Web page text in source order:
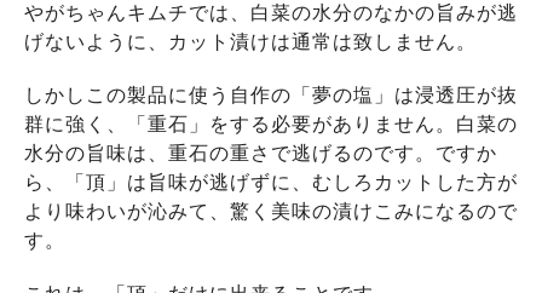
やがちゃんキムチでは、白菜の水分のなかの旨みが逃
げないように、カット漬けは通常は致しません。
しかしこの製品に使う自作の「夢の塩」は浸透圧が抜
群に強く、「重石」をする必要がありません。白菜の
水分の旨味は、重石の重さで逃げるのです。ですか
ら、「頂」は旨味が逃げずに、むしろカットした方が
より味わいが沁みて、驚く美味の漬けこみになるので
す。